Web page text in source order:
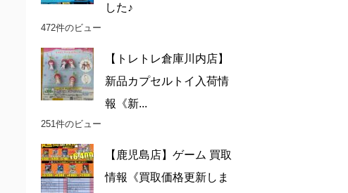
した♪
472件のビュー
【トレトレ倉庫川内店】
新品カプセルトイ入荷情
報《新...
251件のビュー
【鹿児島店】ゲーム 買取
情報《買取価格更新しま